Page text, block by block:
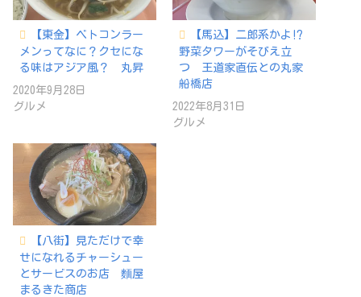
【東金】ベトコンラー
メンってなに？クセにな
る味はアジア風？ 丸昇
2020年9月28日
グルメ
【馬込】二郎系かよ⁉
野菜タワーがそびえ立
つ 王道家直伝との丸家
船橋店
2022年8月31日
グルメ
【八街】見ただけで幸
せになれるチャーシュー
とサービスのお店 麵屋
まるきた商店